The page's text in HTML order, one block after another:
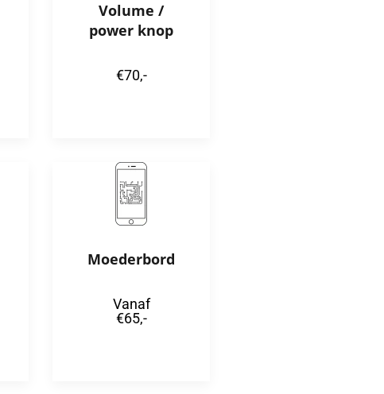
Volume /
power knop
€70,-
Moederbord
Vanaf
€65,-